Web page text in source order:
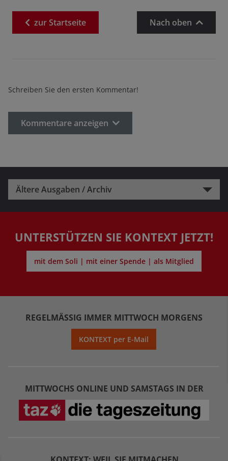
zurStartseite Nach oben
Schreiben Sie den ersten Kommentar!
Kommentare anzeigen
Ältere Ausgaben / Archiv
UNTERSTÜTZEN SIE KONTEXT JETZT!
mit dem Soli | mit einer Spende | als Mitglied
REGELMÄSSIG IMMER MITTWOCH MORGENS
KONTEXT per E-Mail
MITTWOCHS ONLINE UND SAMSTAGS IN DER